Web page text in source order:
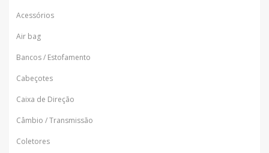
Acessórios
Air bag
Bancos / Estofamento
Cabeçotes
Caixa de Direção
Câmbio / Transmissão
Coletores